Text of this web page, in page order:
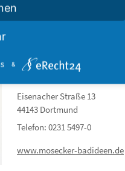
badideen
Eisenacher Straße 13
44143 Dortmund
Telefon: 0231 5497-0
www.mosecker-badideen.de
&